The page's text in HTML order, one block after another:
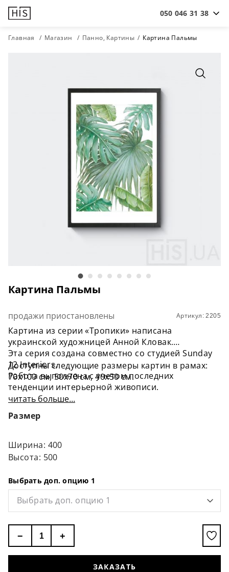
050 046 31 38
Главная Магазин Панно, Картины Картина Пальмы
Картина Пальмы
Артикул: 2205
продажи приостановлены
Картина из серии «Тропики» написана
украинской художницей Анной Кловак.
Эта серия создана совместно со студией Sunday
12 Interiors.
Работа выполнена с учетом последних
тенденции интерьерной живописи.
Яркие краски картин Анны помогут вам создать
наполнят его позитивом, создадут приятную
Это лимитированная серия работ. Картины
напечатаны на холсте с применением
Доступны следующие размеры картин в рамах:
70х100 см, 50х70 см, 40х50 см.
читать больше...
Размер
Ширина: 400
Высота: 500
Выбрать доп. опцию 1
Выбрать доп. опцию 1
− +
ЗАКАЗАТЬ